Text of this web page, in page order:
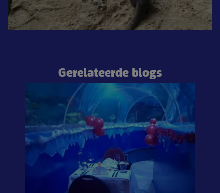
Gerelateerde blogs